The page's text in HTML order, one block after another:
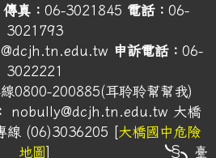
╰§╮臺
傳真： 06-3021845 電話： 06-
3021793
申訴電話： 06-
3022221
0800-200885(耳聆聆幫幫我)
nobully@dcjh.tn.edu.tw 大橋
線 (06)3036205 [大橋國中危險
地圖